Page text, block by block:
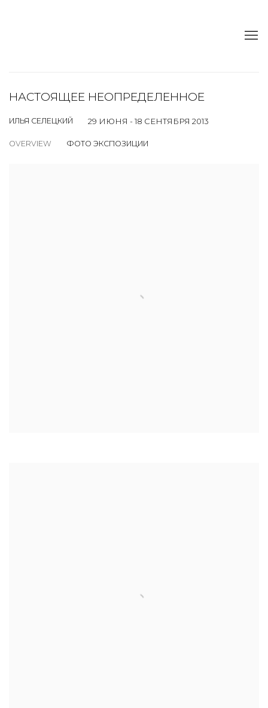
НАСТОЯЩЕЕ НЕОПРЕДЕЛЕННОЕ
ИЛЬЯ СЕЛЕЦКИЙ 29 ИЮНЯ - 18 СЕНТЯБРЯ 2013
OVERVIEW ФОТО ЭКСПОЗИЦИИ